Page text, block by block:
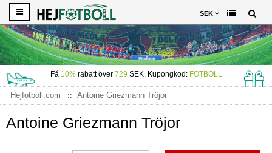
SEK
Få 10%rabatt över 729 SEK, Kupongkod: FOTBOLL
Hejfotboll.com Antoine Griezmann Tröjor
Antoine Griezmann Tröjor